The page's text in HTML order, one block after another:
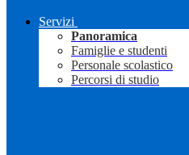
Servizi
Panoramica
Famiglie e studenti
Personale scolastico
Percorsi di studio